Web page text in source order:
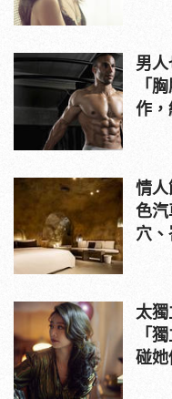
男
「
作，
情人
色汽
穴
太
「
碰她